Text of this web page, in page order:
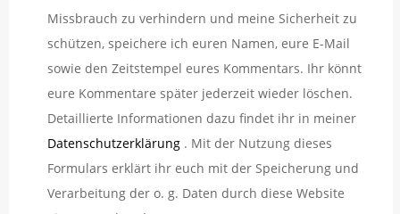
Missbrauch zu verhindern und meine Sicherheit zu
schützen, speichere ich euren Namen, eure E-Mail
sowie den Zeitstempel eures Kommentars. Ihr könnt
eure Kommentare später jederzeit wieder löschen.
Detaillierte Informationen dazu findet ihr in meiner
Datenschutzerklärung . Mit der Nutzung dieses
Formulars erklärt ihr euch mit der Speicherung und
Verarbeitung der o. g. Daten durch diese Website